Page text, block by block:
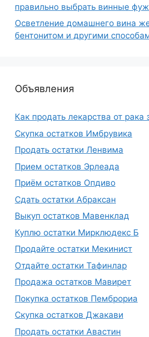
правильно выбрать винные
Осветление домашнего вина
бентонитом и другими
Объявления
Как продать лекарства от рака
Скупка остатков Имбрувика
Продать остатки Ленвима
Прием остатков Эрлеада
Приём остатков Опдиво
Сдать остатки Абраксан
Выкуп остатков Мавенклад
Куплю остатки Мирклюдекс Б
Продайте остатки Мекинист
Отдайте остатки Тафинлар
Продажа остатков Мавирет
Покупка остатков Пемброриа
Скупка остатков Джакави
Продать остатки Авастин